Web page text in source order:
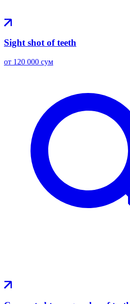
Sight shot of teeth
от 120 000 сум